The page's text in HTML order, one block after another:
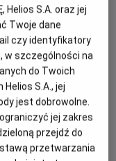
Gatunek
Dramat / Kryminał
Helios S.A. oraz jej
Twoje dane
czy identyfikatory
w szczególności na
do Twoich
S.A., jej
jest dobrowolne.
jej zakres
przejdź do
przetwarzania